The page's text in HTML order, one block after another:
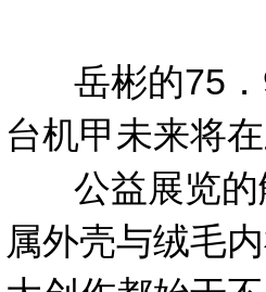
岳彬的75．9
台机甲未来将
公益展览的
属外壳与绒毛